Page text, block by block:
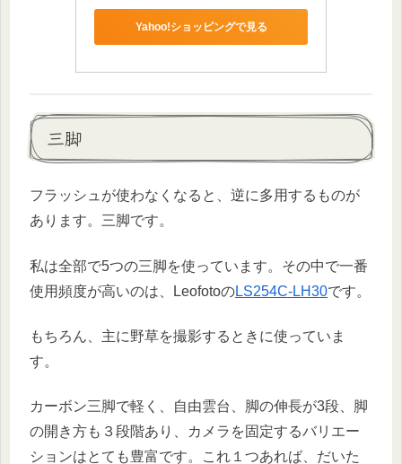
Yahoo!ショッピングで見る
三脚
フラッシュが使わなくなると、逆に多用するものが
あります。三脚です。
私は全部で5つの三脚を使っています。その中で一番
使用頻度が高いのは、LeofotoのLS254C-LH30です。
もちろん、主に野草を撮影するときに使っていま
す。
カーボン三脚で軽く、自由雲台、脚の伸長が3段、脚
の開き方も３段階あり、カメラを固定するバリエー
ションはとても豊富です。これ１つあれば、だいた